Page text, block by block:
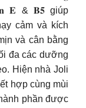
𝐄 & 𝐁𝟓 giúp
cảm và kích
và cân bằng
đa các dưỡng
Hiện nhà Joli
hợp cùng mùi
phần được